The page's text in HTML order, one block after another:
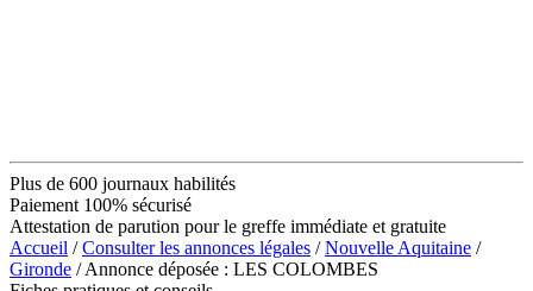
Plus de 600 journaux habilités
Paiement 100% sécurisé
Attestation de parution pour le greffe immédiate et gratuite
Accueil /Consulter les annonces légales /Nouvelle Aquitaine /
Gironde / Annonce déposée : LES COLOMBES